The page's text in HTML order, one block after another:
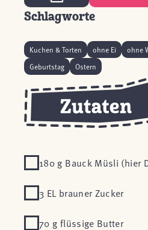
Schlagworte
Kuchen & Torten ohne Ei ohne
Geburtstag
Ostern
180 g Bauck Müsli (hier
3 EL brauner Zucker
70 g flüssige Butter